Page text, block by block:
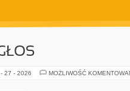
27 - 2026 MOŻLIWOŚĆ